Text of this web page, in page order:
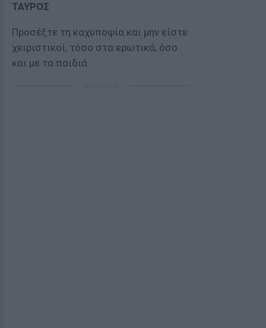
ΤΑΥΡΟΣ
Προσέξτε τη καχυποψία και μην είστε
χειριστικοί, τόσο στα ερωτικά, όσο
και με τα παιδιά.